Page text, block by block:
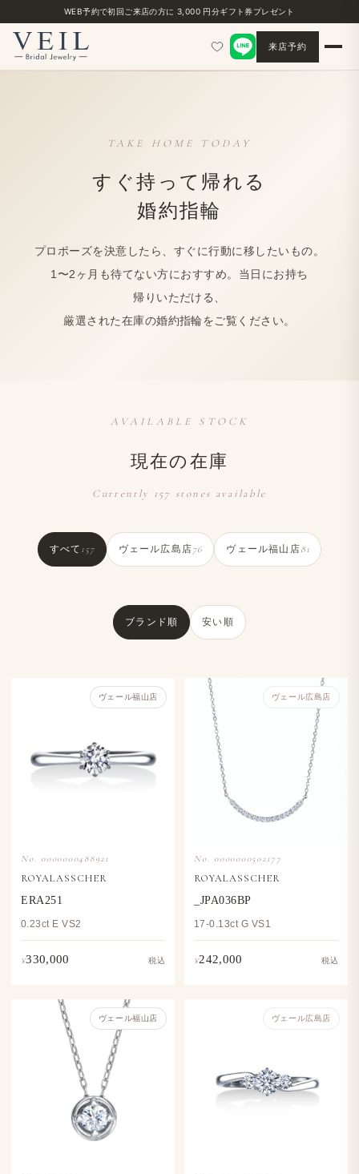
WEB予約で​初回ご来店の​方に​ 3,000 円分ギフト券プレゼント
来店予約
TAKE HOME TODAY
すぐ​持って帰れる
婚約指輪
プロポーズを​決意したら、​すぐに​行動に​移したい​もの。
1〜2ヶ月も​待てない方に​おすすめ。​当日に​お持ち​
帰りいただける、
厳選された​在庫の​婚約指輪を​ご覧ください。
AVAILABLE STOCK
現在の在庫
Currently 157 stones available
すべて 157 ヴェール広島店76 ヴェール福山店81
ブランド順 安い順
ヴェール福山店
No. 0000000488921
ROYALASSCHER
ERA251
0.23ct E VS2
¥330,000 税込
ヴェール​広島店
No. 0000000502177
ROYALASSCHER
_JPA036BP
17-0.13ct G VS1
¥242,000 税込
ヴェール福山店 ヴェール​広島店